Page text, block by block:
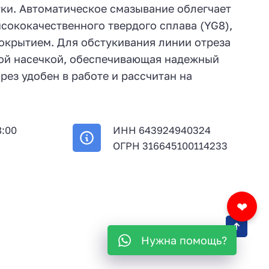
Автоматическое смазывание облегчает
твердого сплава (YG8),
Для обстукивания линии отреза
насечкой, обеспечивающая надежный
удобен в работе и рассчитан на
ИНН 643924940324
ОГРН 316645100114233
❤
Нужна помощь?